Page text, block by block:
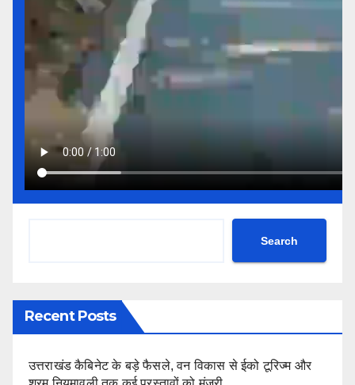
Search
Recent Posts
उत्तराखंड कैबिनेट के बड़े फैसले, वन विकास से ईको टूरिज्म और